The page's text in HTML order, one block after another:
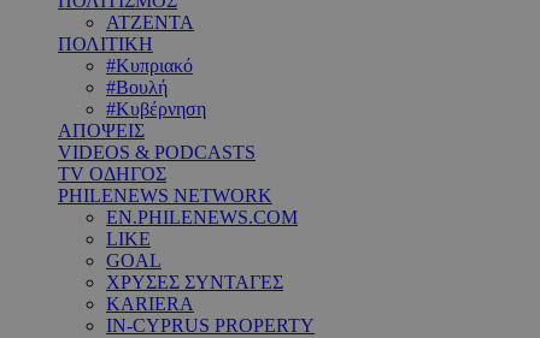
ΑΤΖΕΝΤΑ
ΠΟΛΙΤΙΚΗ
#Κυπριακό
#Βουλή
#Κυβέρνηση
ΑΠΟΨΕΙΣ
VIDEOS & PODCASTS
TV ΟΔΗΓΟΣ
PHILENEWS NETWORK
EN.PHILENEWS.COM
LIKE
GOAL
ΧΡΥΣΕΣ ΣΥΝΤΑΓΕΣ
KARIERA
IN-CYPRUS PROPERTY